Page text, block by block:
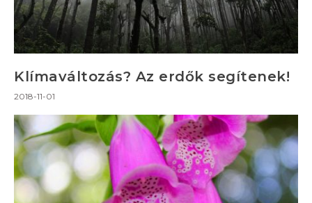
Klímaváltozás? Az erdők segítenek!
2018-11-01